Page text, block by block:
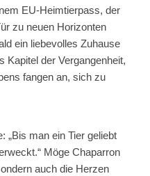
EU-Heimtierpass, der
zu neuen Horizonten
ein liebevolles Zuhause
Kapitel der Vergangenheit,
fangen an, sich zu
„Bis man ein Tier geliebt
Möge Chaparron
auch die Herzen